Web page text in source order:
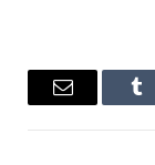
Tumblrالبريد